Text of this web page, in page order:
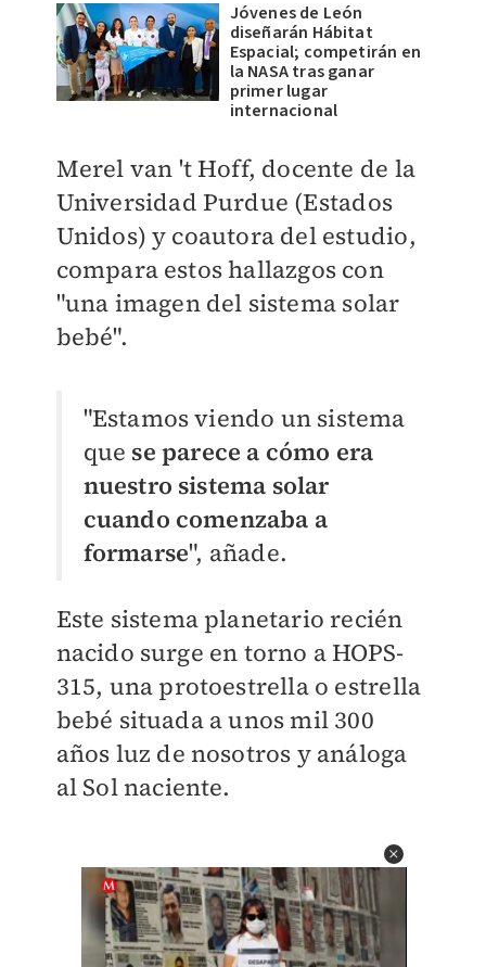
Jóvenes de León
diseñarán Hábitat
Espacial; competirán en
la NASA tras ganar
primer lugar
internacional
Merel van 't Hoff, docente de la
Universidad Purdue (Estados
Unidos) y coautora del estudio,
compara estos hallazgos con
"una imagen del sistema solar
bebé".
"Estamos viendo un sistema
que se parece a cómo era
nuestro sistema solar
cuando comenzaba a
formarse", añade.
Este sistema planetario recién
nacido surge en torno a HOPS-
315, una protoestrella o estrella
bebé situada a unos mil 300
años luz de nosotros y análoga
al Sol naciente.